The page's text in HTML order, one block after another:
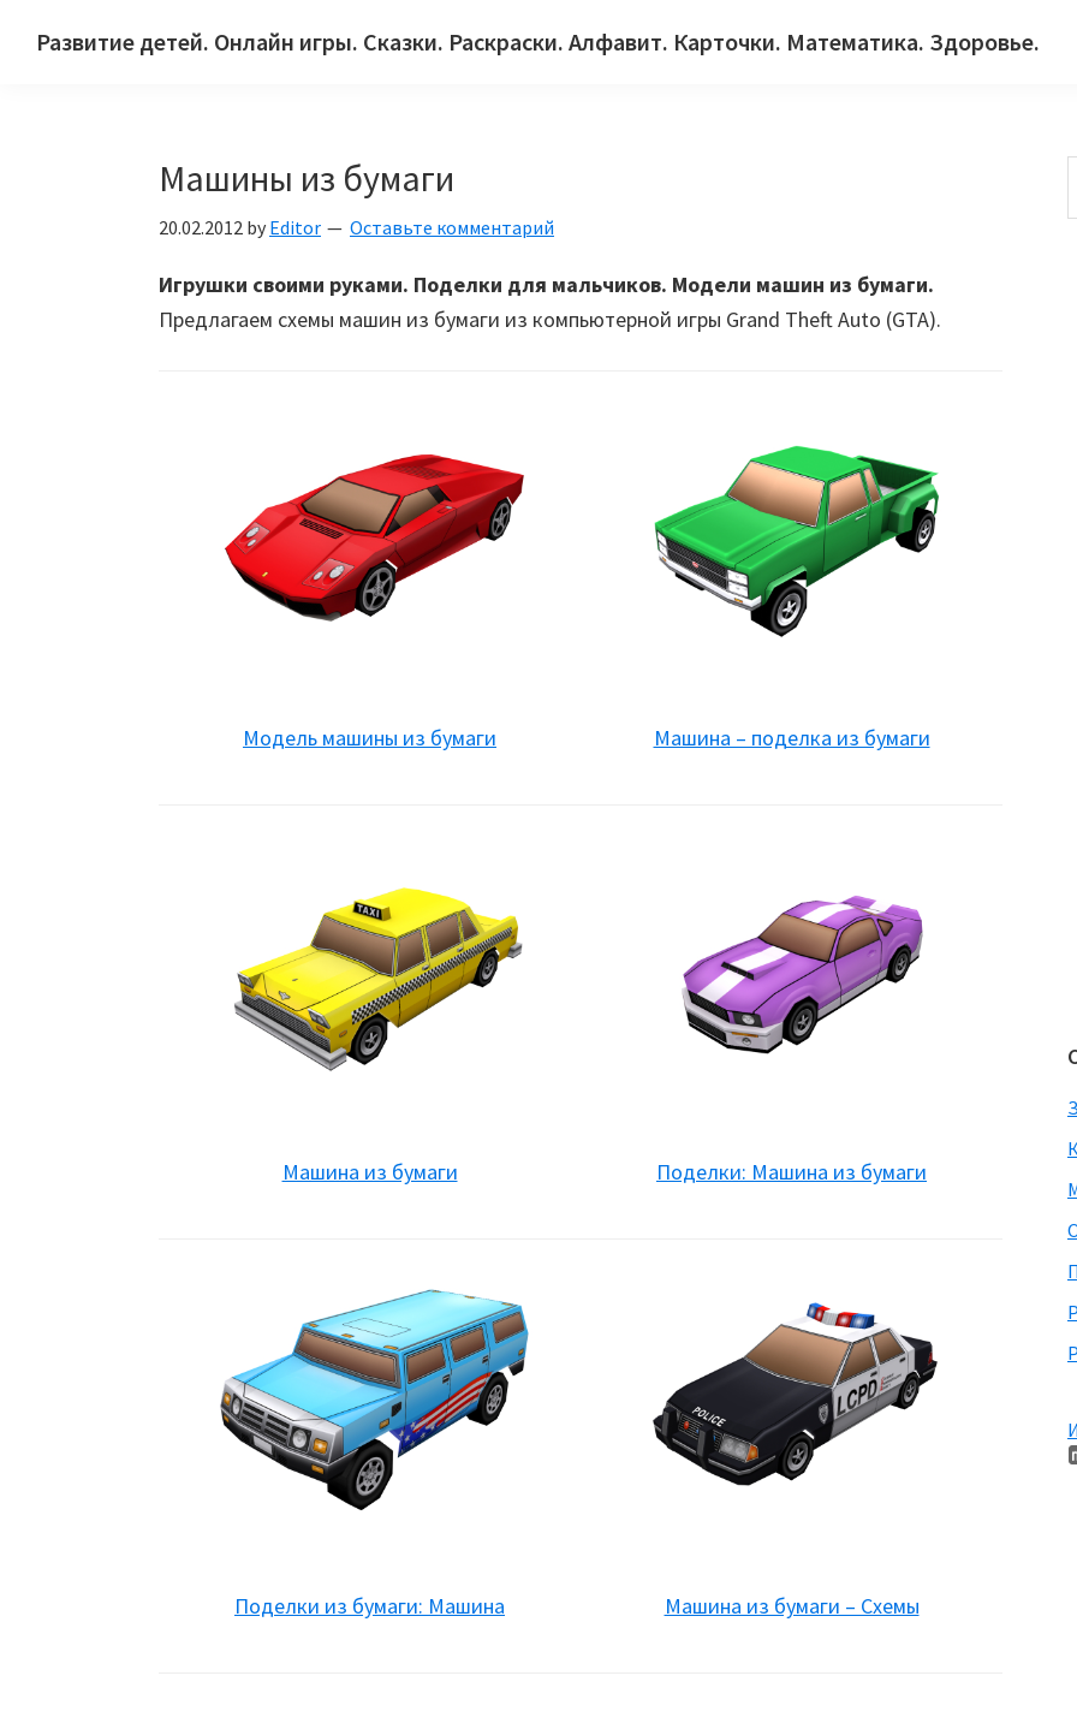
Развитие детей. Онлайн игры. Сказки. Раскраски. Алфавит. Карточки. Математика. Здоровье.
Машины из бумаги
20.02.2012 by Editor Оставьте комментарий
Игрушки своими руками. Поделки для мальчиков. Модели машин из бумаги.
Предлагаем схемы машин из бумаги из компьютерной игры Grand Theft Auto (GTA).
Модель машины из бумаги Машина – поделка из бумаги
Машина из бумаги Поделки: Машина из бумаги
Поделки из бумаги: Машина Машина из бумаги – Схемы